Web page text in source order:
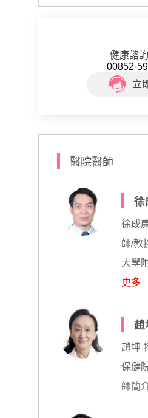
健康諮
00852-
立
醫院醫師
徐
徐成
師/教
大學
更多
趙
趙坤
保健
師簡